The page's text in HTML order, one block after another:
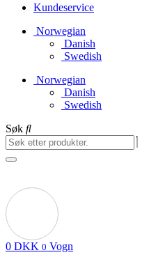
Kundeservice
Norwegian
Danish
Swedish
Norwegian
Danish
Swedish
Søk
0 DKK 0 Vogn